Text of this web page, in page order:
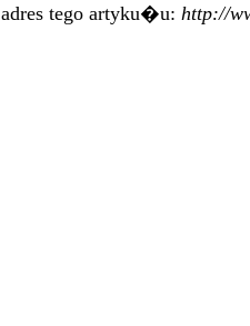
adres tego artyku�u: http://